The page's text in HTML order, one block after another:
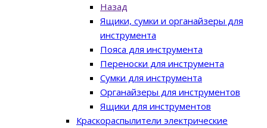
Назад
Ящики, сумки и органайзеры для
инструмента
Пояса для инструмента
Переноски для инструмента
Сумки для инструмента
Органайзеры для инструментов
Ящики для инструментов
Краскораспылители электрические